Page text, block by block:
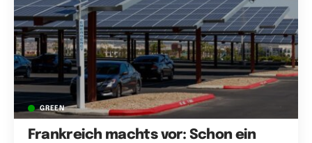
GREEN
Frankreich machts vor: Schon ein